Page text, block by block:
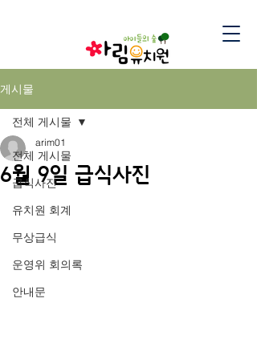
게시물
전체 게시물
급식사진
유치원 회계
무상급식
운영위 회의록
안내문
전체 게시물
6월 9일 급식사진
arim01